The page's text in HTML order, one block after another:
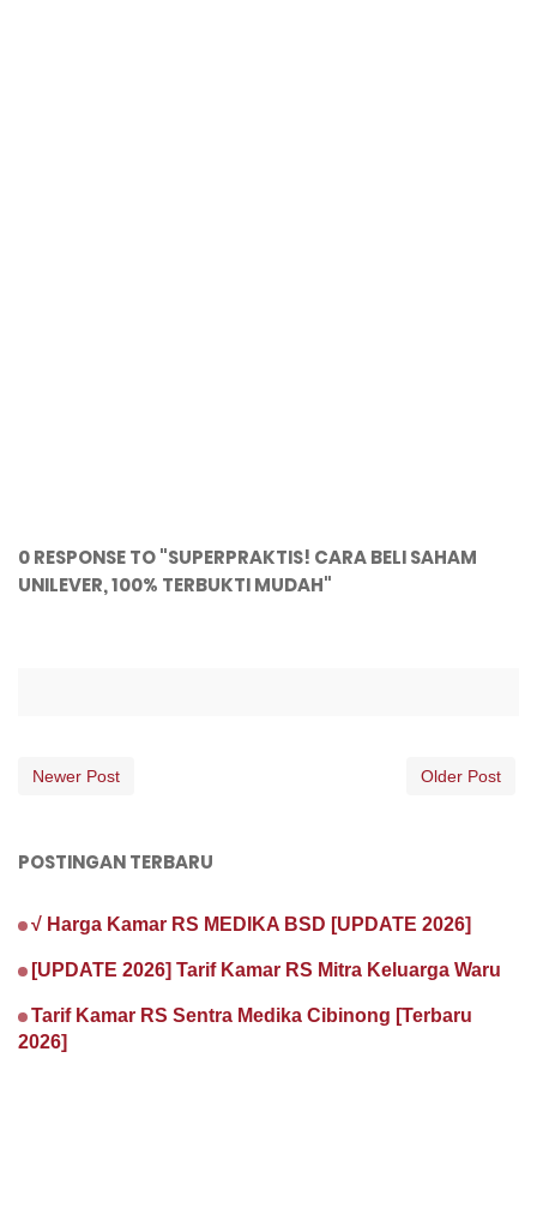
0 RESPONSE TO "SUPERPRAKTIS! CARA BELI SAHAM
UNILEVER, 100% TERBUKTI MUDAH"
Newer Post Older Post
POSTINGAN TERBARU
√ Harga Kamar RS MEDIKA BSD [UPDATE 2026]
[UPDATE 2026] Tarif Kamar RS Mitra Keluarga Waru
Tarif Kamar RS Sentra Medika Cibinong [Terbaru
2026]